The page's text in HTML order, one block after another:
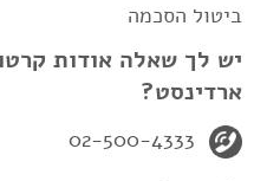
ביטול הסכמה
יש לך שאלה אודות
ארדינסט?
02-500-4333